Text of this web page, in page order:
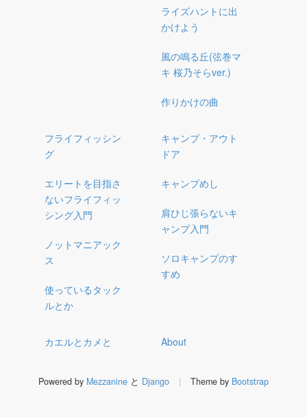
ライズハントに出
かけよう
風の鳴る丘(弦巻マ
キ 桜乃そらver.)
作りかけの曲
フライフィッシン
グ
エリートを目指さ
ないフライフィッ
シング入門
ノットマニアック
ス
使っているタック
ルとか
キャンプ・アウト
ドア
キャンプめし
肩ひじ張らないキ
ャンプ入門
ソロキャンプのす
すめ
カエルとカメと About
Powered by Mezzanine と Django | Theme by Bootstrap